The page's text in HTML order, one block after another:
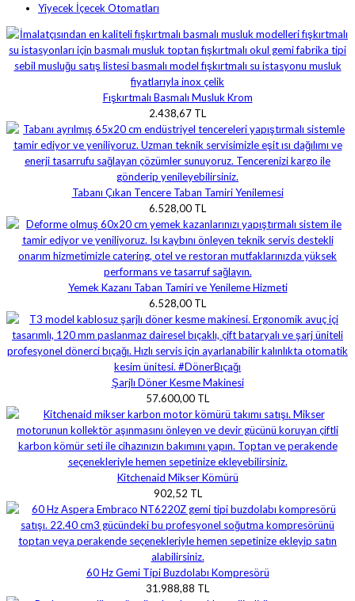
Yiyecek İçecek Otomatları
Fışkırtmalı Basmalı Musluk Krom
2.438,67 TL
Tabanı Çıkan Tencere Taban Tamiri Yenilemesi
6.528,00 TL
Yemek Kazanı Taban Tamiri ve Yenileme Hizmeti
6.528,00 TL
Şarjlı Döner Kesme Makinesi
57.600,00 TL
Kitchenaid Mikser Kömürü
902,52 TL
60 Hz Gemi Tipi Buzdolabı Kompresörü
31.988,88 TL